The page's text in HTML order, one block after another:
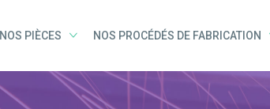
NOS PIÈCES NOS PROCÉDÉS DE FABRICATION